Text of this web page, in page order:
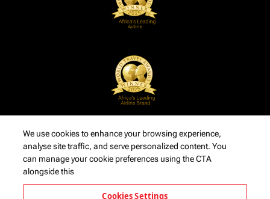
We use cookies to enhance your browsing experience,
analyse site traffic, and serve personalized content. You
can manage your cookie preferences using the CTA
alongside this
Cookies Settings